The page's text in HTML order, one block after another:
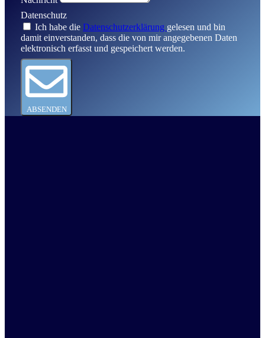
Datenschutz
Ich habe die Datenschutzerklärung gelesen und bin
damit einverstanden, dass die von mir angegebenen Daten
elektronisch erfasst und gespeichert werden.
ABSENDEN